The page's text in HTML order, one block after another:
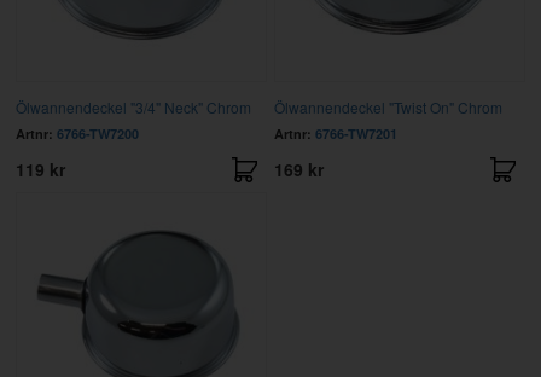
Ölwannendeckel "3/4" Neck" Chrom
Artnr: 6766-TW7200
119 kr
Ölwannendeckel "Twist On" Chrom
Artnr: 6766-TW7201
169 kr